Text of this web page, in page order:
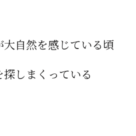
大自然を感じている頃
しまくっている